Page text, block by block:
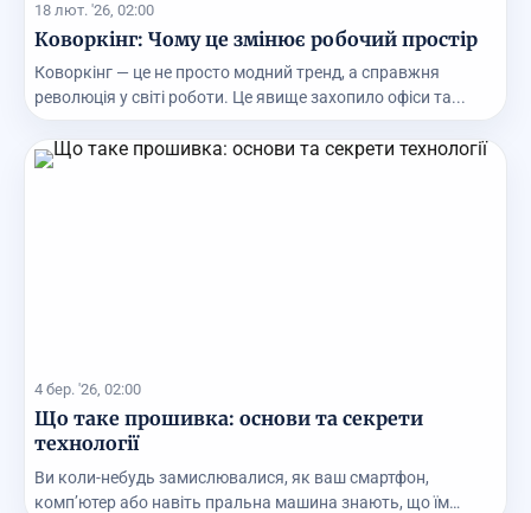
18 лют. '26, 02:00
Коворкінг: Чому це змінює робочий простір
Коворкінг — це не просто модний тренд, а справжня
революція у світі роботи. Це явище захопило офіси та...
4 бер. '26, 02:00
Що таке прошивка: основи та секрети
технології
Ви коли-небудь замислювалися, як ваш смартфон,
комп’ютер або навіть пральна машина знають, що їм